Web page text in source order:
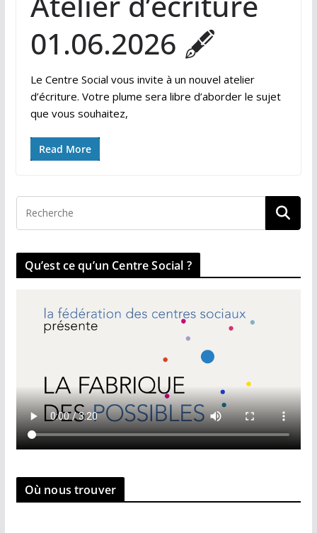
01.06.2026 🖋
Le Centre Social vous invite à un nouvel atelier
d’écriture. Votre plume sera libre d’aborder le sujet
que vous souhaitez,
Read More
Qu’est ce qu’un Centre Social ?
Où nous trouver